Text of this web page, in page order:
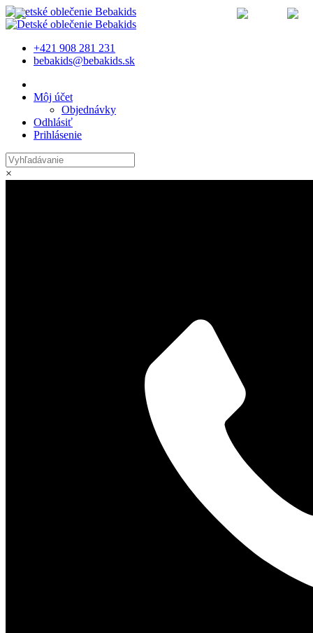
+421 908 281 231
bebakids@bebakids.sk
Môj účet
Objednávky
Odhlásiť
Prihlásenie
×